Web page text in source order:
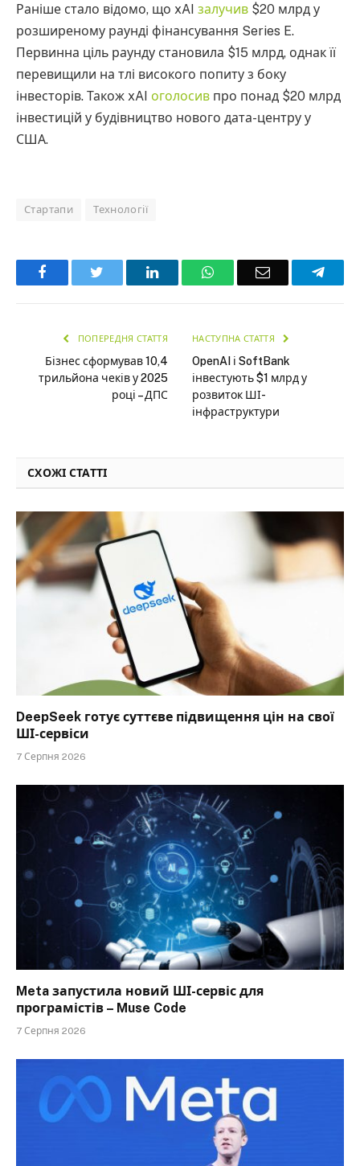
Раніше стало відомо, що xAI залучив $20 млрд у
розширеному раунді фінансування Series E.
Первинна ціль раунду становила $15 млрд, однак її
перевищили на тлі високого попиту з боку
інвесторів. Також xAI оголосив про понад $20 млрд
інвестицій у будівництво нового дата-центру у
США.
Стартапи Технології
Facebook LinkedInWhatsAppEmail
ПОПЕРЕДНЯ СТАТТЯ
Бізнес сформував 10,4
трильйона чеків у 2025
році – ДПС
НАСТУПНА СТАТТЯ
OpenAI і SoftBank
інвестують $1 млрд у
розвиток ШІ-
інфраструктури
СХОЖІ СТАТТІ
DeepSeek готує суттєве підвищення цін на свої
ШІ-сервіси
7 Серпня 2026
Meta запустила новий ШІ-сервіс для
програмістів – Muse Code
7 Серпня 2026